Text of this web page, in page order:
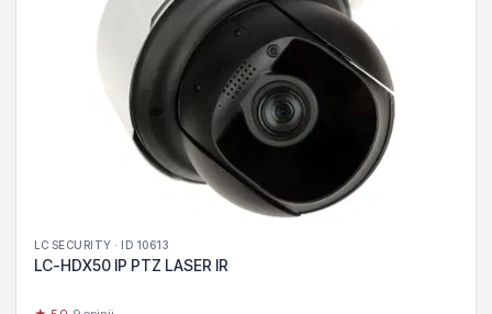
LC SECURITY · ID 10613
LC-HDX50 IP PTZ LASER IR